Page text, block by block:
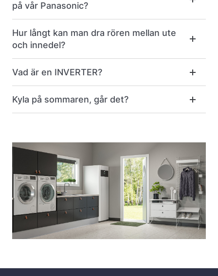
på vår Panasonic?
Hur långt kan man dra rören mellan ute
och innedel?
Vad är en INVERTER?
Kyla på sommaren, går det?